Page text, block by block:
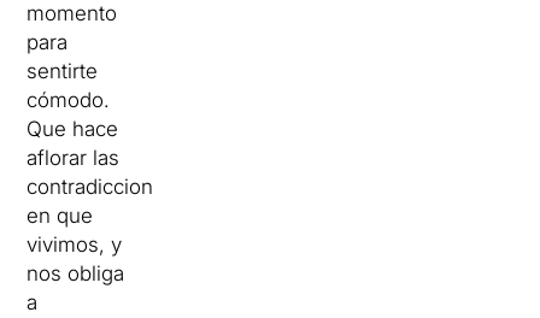
momento
para
sentirte
cómodo.
Que hace
aflorar las
contradicciones
en que
vivimos, y
nos obliga
a